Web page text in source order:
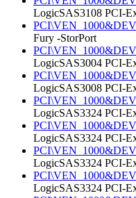
LogicSAS3108 PCI-
Fury -StorPort
LogicSAS3004 PCI-
LogicSAS3008 PCI-
LogicSAS3324 PCI-
LogicSAS3324 PCI-
LogicSAS3324 PCI-
LogicSAS3324 PCI-